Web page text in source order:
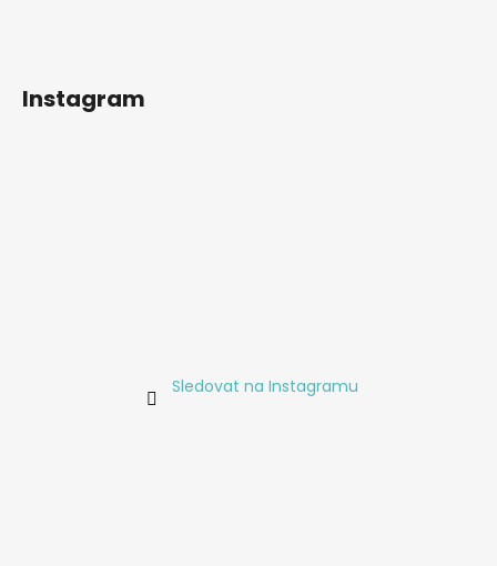
Instagram
Sledovat na Instagramu